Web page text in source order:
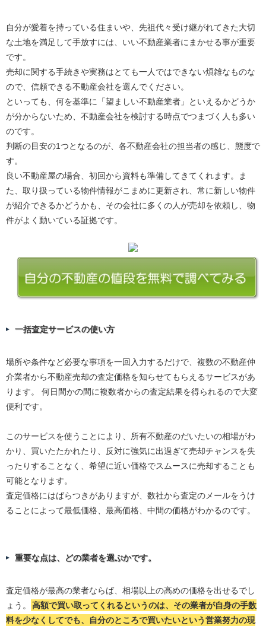
自分が愛着を持っている住まいや、先祖代々受け継がれてきた大切
な土地を満足して手放すには、いい不動産業者にまかせる事が重要
です。
売却に関する手続きや実務はとても一人ではできない煩雑なものな
ので、信頼できる不動産会社を選んでください。
といっても、何を基準に「望ましい不動産業者」といえるかどうか
が分からないため、不動産会社を検討する時点でつまづく人も多い
のです。
判断の目安の1つとなるのが、各不動産会社の担当者の感じ、態度で
す。
良い不動産屋の場合、初回から資料も準備してきてくれます。ま
た、取り扱っている物件情報がこまめに更新され、常に新しい物件
が紹介できるかどうかも、その会社に多くの人が売却を依頼し、物
件がよく動いている証拠です。
一括査定サービスの使い方
場所や条件など必要な事項を一回入力するだけで、複数の不動産仲
介業者から不動産売却の査定価格を知らせてもらえるサービスがあ
ります。 何日間かの間に複数者からの査定結果を得られるので大変
便利です。
このサービスを使うことにより、所有不動産のだいたいの相場がわ
かり、買いたたかれたり、反対に強気に出過ぎて売却チャンスを失
ったりすることなく、希望に近い価格でスムースに売却することも
可能となります。
査定価格にはばらつきがありますが、数社から査定のメールをうけ
ることによって最低価格、最高価格、中間の価格がわかるのです。
重要な点は、どの業者を選ぶかです。
査定価格が最高の業者ならば、相場以上の高めの価格を出せるでし
ょう。
高額で買い取ってくれるというのは、その業者が自身の手数
料を少なくしてでも、自分のところで買いたいという営業努力の現